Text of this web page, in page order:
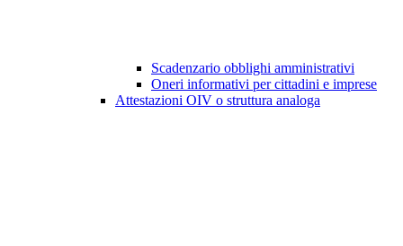
Scadenzario obblighi amministrativi
Oneri informativi per cittadini e imprese
Attestazioni OIV o struttura analoga